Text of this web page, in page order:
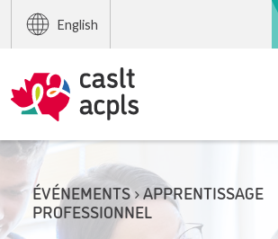
English
ÉVÉNEMENTS › APPRENTISSAGE
PROFESSIONNEL